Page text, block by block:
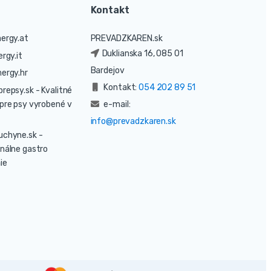
- Kvalitné
psy vyrobené v
-
gastro
Kontakt
PREVADZKAREN.sk
Duklianska 16, 085 01
Bardejov
Kontakt:054 202 89 51
e-mail:
info@prevadzkaren.sk